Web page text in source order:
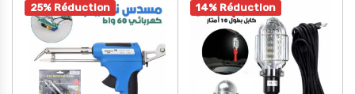
25% Réduction 14% Réduction